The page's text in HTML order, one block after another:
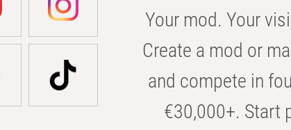
Your mod. Your
Create a mod or
and compete in
€30,000+. Start